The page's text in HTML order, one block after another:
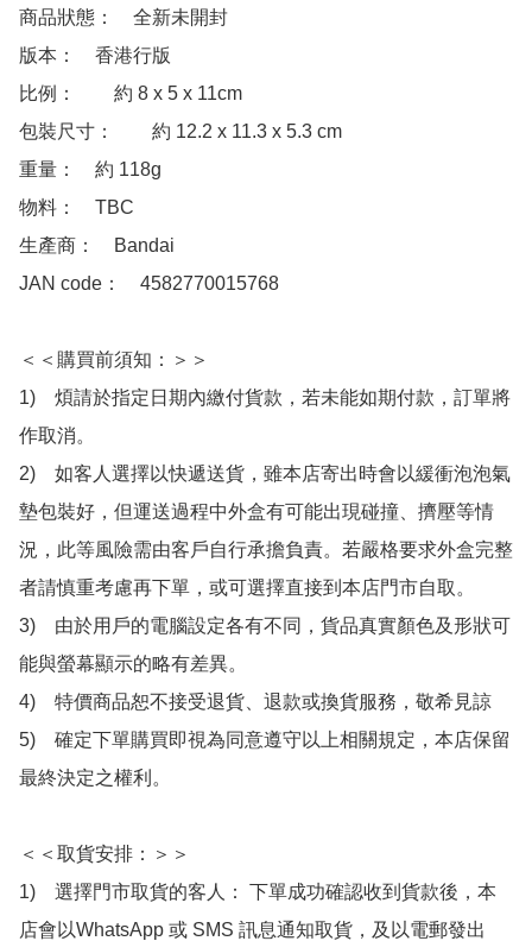
商品狀態：　全新未開封
版本：　香港行版
比例：　	約 8 x 5 x 11cm
包裝尺寸：　	約 12.2 x 11.3 x 5.3 cm
重量：　約 118g
物料：　TBC
生產商：　Bandai
JAN code：　4582770015768
＜＜購買前須知：＞＞
1)　煩請於指定日期內繳付貨款，若未能如期付款，訂單將
作取消。
2)　如客人選擇以快遞送貨，雖本店寄出時會以緩衝泡泡氣
墊包裝好，但運送過程中外盒有可能出現碰撞、擠壓等情
況，此等風險需由客戶自行承擔負責。若嚴格要求外盒完整
者請慎重考慮再下單，或可選擇直接到本店門市自取。
3)　由於用戶的電腦設定各有不同，貨品真實顏色及形狀可
能與螢幕顯示的略有差異。
4)　特價商品恕不接受退貨、退款或換貨服務，敬希見諒
5)　確定下單購買即視為同意遵守以上相關規定，本店保留
最終決定之權利。
＜＜取貨安排：＞＞
1)　選擇門市取貨的客人： 下單成功確認收到貨款後，本
店會以WhatsApp 或 SMS 訊息通知取貨，及以電郵發出